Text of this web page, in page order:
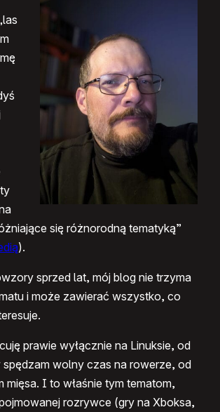
się różnorodną tematyką”
).
sprzed lat, mój blog nie trzyma
i może zawierać wszystko, co
prawie wyłącznie na Linuksie, od
spędzam wolny czas na rowerze, od
mięsa. I to właśnie tym tematom,
rozrywce (gry na Xboksa,